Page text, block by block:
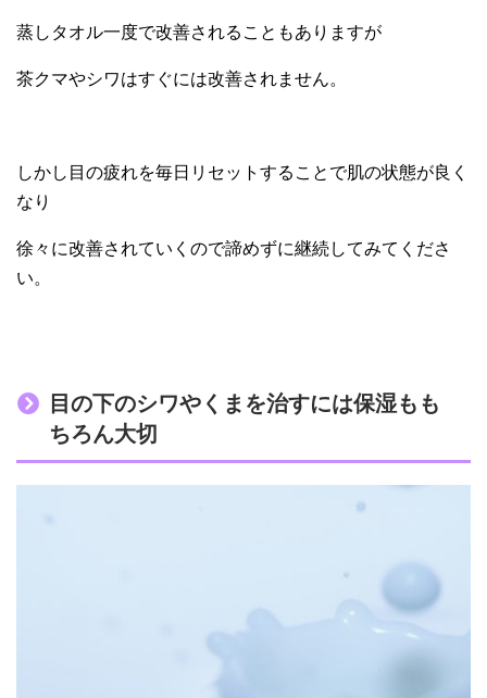
蒸しタオル一度で改善されることもありますが
茶クマやシワはすぐには改善されません。
しかし目の疲れを毎日リセットすることで肌の状態が良く
なり
徐々に改善されていくので諦めずに継続してみてくださ
い。
目の下のシワやくまを治すには保湿もも
ちろん大切